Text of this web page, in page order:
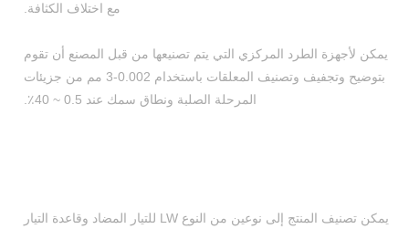
مع اختلاف الكثافة.
يمكن لأجهزة الطرد المركزي التي يتم تصنيعها من قبل المصنع أن تقوم
بتوضيح وتجفيف وتصنيف المعلقات باستخدام 0.002-3 مم من جزيئات
المرحلة الصلبة ونطاق سمك عند 0.5 ~ 40٪.
يمكن تصنيف المنتج إلى نوعين من النوع LW للتيار المضاد وقاعدة التيار